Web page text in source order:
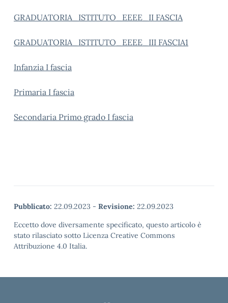
GRADUATORIA_ISTITUTO_EEEE_II FASCIA
GRADUATORIA_ISTITUTO_EEEE_III FASCIA1
Infanzia I fascia
Primaria I fascia
Secondaria Primo grado I fascia
Pubblicato: 22.09.2023 - Revisione: 22.09.2023
Eccetto dove diversamente specificato, questo articolo è
stato rilasciato sotto Licenza Creative Commons
Attribuzione 4.0 Italia.